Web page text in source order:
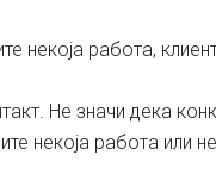
некоја работа,
Не значи дека
некоја работа или